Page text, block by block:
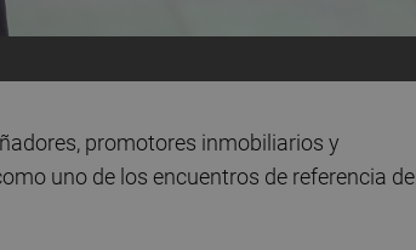
promotores inmobiliarios y
uno de los encuentros de referencia del